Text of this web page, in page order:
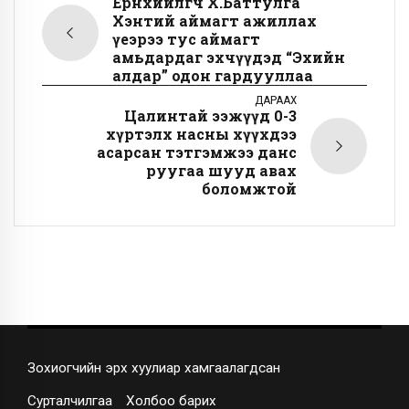
Хэнтий аймагт ажиллах
үеэрээ тус аймагт
амьдардаг эхчүүдэд “Эхийн
алдар” одон гардууллаа
ДАРААХ
Цалинтай ээжүүд 0-3
хүртэлх насны хүүхдээ
асарсан тэтгэмжээ данс
руугаа шууд авах
боломжтой
Зохиогчийн эрх хуулиар хамгаалагдсан
Сурталчилгаа Холбоо барих